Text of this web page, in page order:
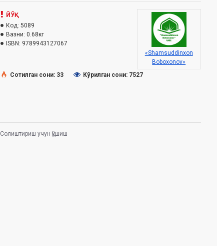
ЙЎҚ
Код: 5089
Вазни: 0.68кг
ISBN: 9789943127067
«Shamsuddinxon
Boboxonov»
Сотилган сони: 33
Кўрилган сони: 7527
Солиштириш учун қўшиш